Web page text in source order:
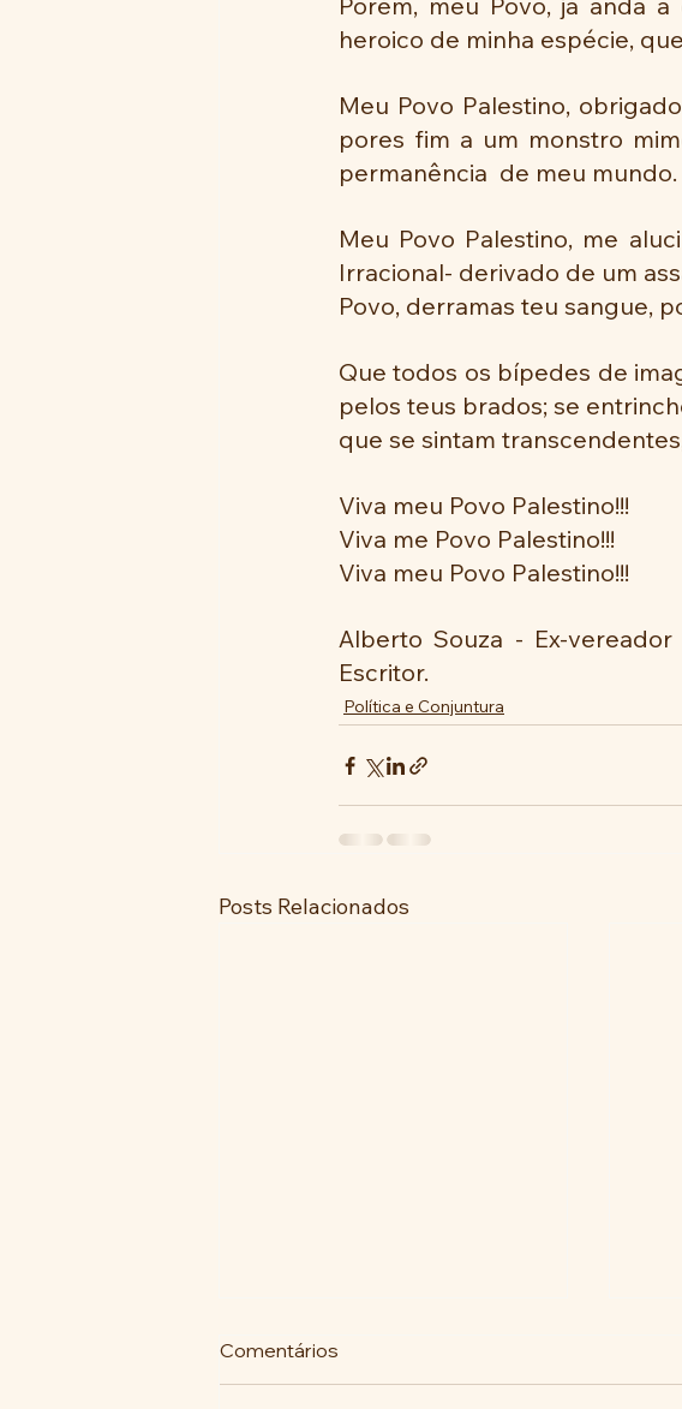
heroico de minha espécie,
Meu Povo Palestino,
pores fim a um monstro
permanência  de meu mundo.
Meu Povo Palestino, me
Irracional- derivado de um
Povo, derramas teu sangue,
Que todos os bípedes de
pelos teus brados; se
que se sintam
Viva meu Povo Palestino!!!
Viva me Povo Palestino!!!
Viva meu Povo Palestino!!!
Alberto Souza - Ex-
Escritor.
Política e Conjuntura
Posts Relacionados
Comentários